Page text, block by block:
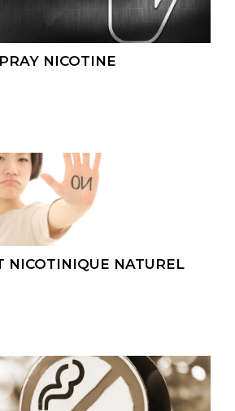
NICOTINE
NICOTINIQUE NATUREL